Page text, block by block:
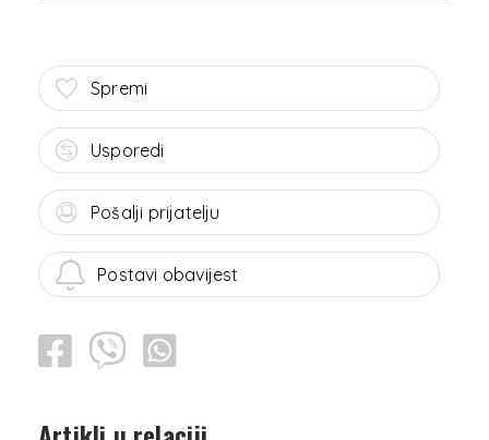
Spremi
Usporedi
Pošalji prijatelju
Postavi obavijest